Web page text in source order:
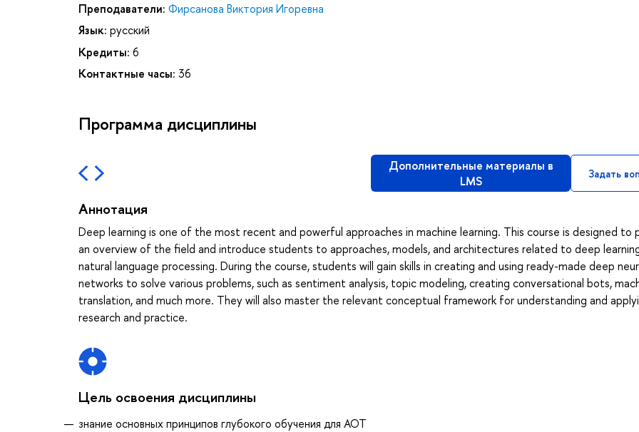
Преподаватели: Фирсанова Виктория Игоревна
Язык: русский
Кредиты: 6
Контактные часы: 36
Программа дисциплины
Дополнительные материалы в
LMS
Задать
Аннотация
Deep learning is one of the most recent and powerful approaches in machine learning. This course is designed to
an overview of the field and introduce students to approaches, models, and architectures related to deep
natural language processing. During the course, students will gain skills in creating and using ready-made deep
networks to solve various problems, such as sentiment analysis, topic modeling, creating conversational bots,
translation, and much more. They will also master the relevant conceptual framework for understanding and
research and practice.
Цель освоения дисциплины
знание основных принципов глубокого обучения для АОТ